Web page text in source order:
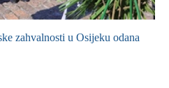
zahvalnosti u Osijeku odana